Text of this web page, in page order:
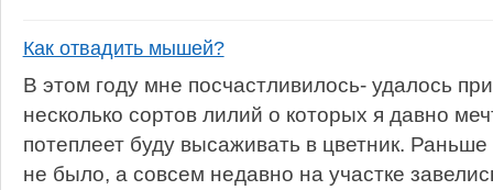
Как отвадить мышей?
В этом году мне посчастливилось- удалось
несколько сортов лилий о которых я давно
потеплеет буду высаживать в цветник. Раньше
не было, а совсем недавно на участке